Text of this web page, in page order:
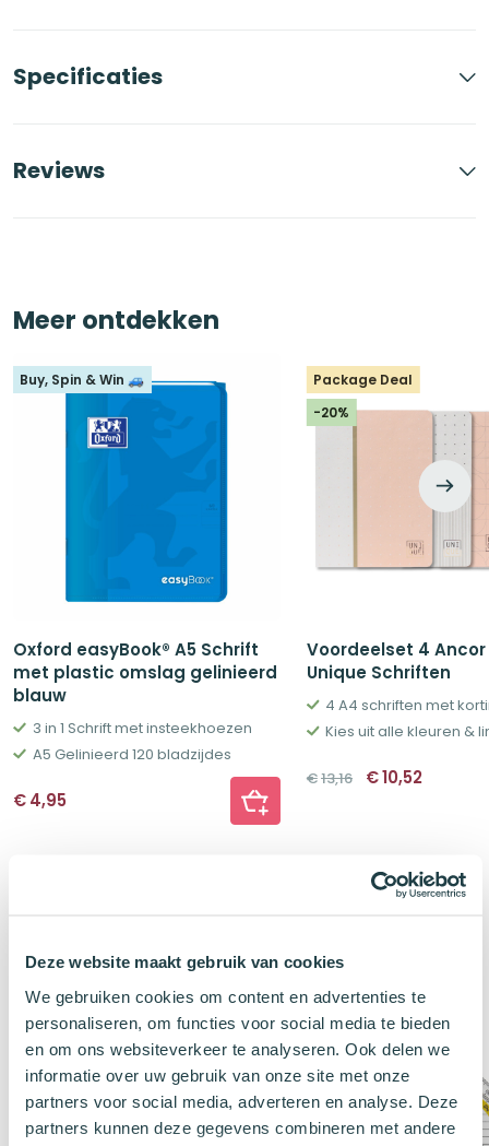
Deze website maakt gebruik van cookies
We gebruiken cookies om content en advertenties te
personaliseren, om functies voor social media te bieden
en om ons websiteverkeer te analyseren. Ook delen we
informatie over uw gebruik van onze site met onze
partners voor social media, adverteren en analyse. Deze
partners kunnen deze gegevens combineren met andere
Specificaties
Reviews
Meer ontdekken
Buy, Spin & Win 🚙
Oxford easyBook® A5 Schrift
met plastic omslag gelinieerd
blauw
3 in 1 Schrift met insteekhoezen
A5 Gelinieerd 120 bladzijdes
€4,95
Package Deal
-20%
Voordeelset 4 Ancor
Unique Schriften
4 A4 schriften met
Kies uit alle kleuren &
€13,16 prijs
€10,52